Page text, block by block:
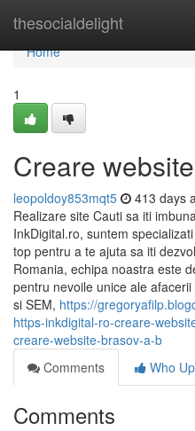
thesocialdelight
Home
Home
1
Creare
leopoldoy853mqt5 413 days
Realizare site Cauti sa iti
InkDigital.ro, suntem
top pentru a te ajuta sa iti
Romania, echipa noastra este
pentru nevoile unice ale
si SEM, https://
https-inkdigital-ro-creare-
creare-website-brasov-a-b
Comments
Who
Comments